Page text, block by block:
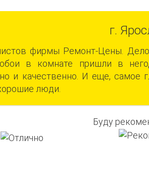
г.
фирмы Ремонт-Цены.
в комнате пришли в
и качественно. И еще, самое
люди.
Буду